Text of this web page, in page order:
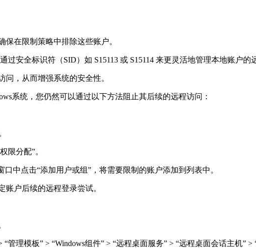
在限制策略中排除这些账户。
过安全标识符（SID）如 S15113 或 S15114 来更灵活地管理本地账户的
，从而增强系统的安全性。
系统，您仍然可以通过以下方法阻止其后续的远程访问：
限分配”。
中点击“添加用户或组”，将需要限制的账户添加到列表中。
账户后续的远程登录尝试。
理模板” > “Windows组件” > “远程桌面服务” > “远程桌面会话主机” >